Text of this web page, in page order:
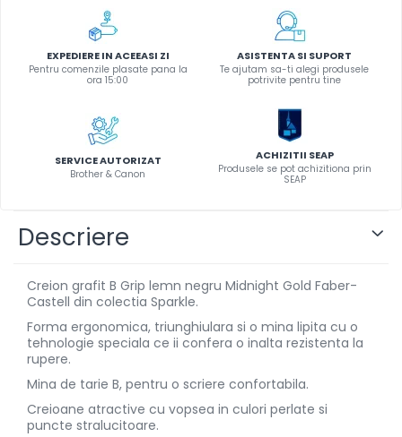
imprimante etichete
Cititoare coduri de bare
Papetărie / Birotică
Elastice / Buretiere / Lupe
Tuș Ștampile / Tușiere / Indigo
Adezivi
Suport Accesorii Birou
Suporturi Documente
Ace / Pioneze
Agrafe / Clipsuri
Capsatoare / Decapsatoare
Capse
Cuttere
Foarfece
EXPEDIERE IN ACEEASI ZI
Pentru comenzile plasate pana la
ora 15:00
ASISTENTA SI SUPORT
Te ajutam sa-ti alegi produsele
potrivite pentru tine
SERVICE AUTORIZAT
Brother & Canon
ACHIZITII SEAP
Produsele se pot achizitiona prin
SEAP
Descriere
Creion grafit B Grip lemn negru Midnight Gold Faber-
Castell din colectia Sparkle.
Forma ergonomica, triunghiulara si o mina lipita cu o
tehnologie speciala ce ii confera o inalta rezistenta la
rupere.
Mina de tarie B, pentru o scriere confortabila.
Creioane atractive cu vopsea in culori perlate si
puncte stralucitoare.